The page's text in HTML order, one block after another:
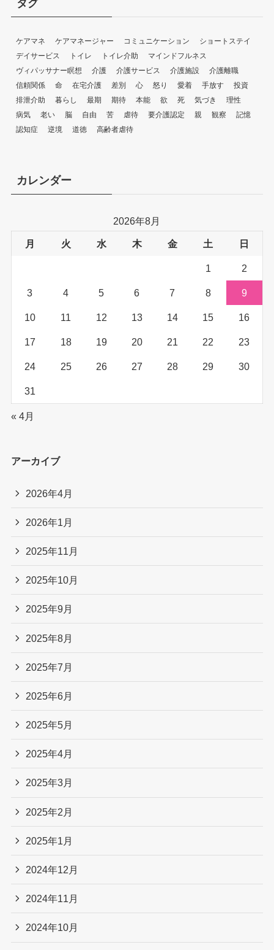
タグ
ケアマネ ケアマネージャー コミュニケーション
ショートステイ
デイサービス
トイレ トイレ介助
マインドフルネス
ヴィパッサナー瞑想
介護 介護サービス 介護施設
介護離職
信頼関係
命 在宅介護 差別 心 怒り 愛着 手放す
投資
排泄介助
暮らし 最期 期待 本能 欲 死 気づき
理性
病気
老い 脳 自由 苦 虐待 要介護認定 親 観察
記憶
認知症
逆境 道徳 高齢者虐待
カレンダー
2026年8月
月 火 水 木 金 土 日
1 2
3 4 5 6 7 8 9
10 11 12 13 14 15 16
17 18 19 20 21 22 23
24 25 26 27 28 29 30
31
« 4月
アーカイブ
2026年4月
2026年1月
2025年11月
2025年10月
2025年9月
2025年8月
2025年7月
2025年6月
2025年5月
2025年4月
2025年3月
2025年2月
2025年1月
2024年12月
2024年11月
2024年10月